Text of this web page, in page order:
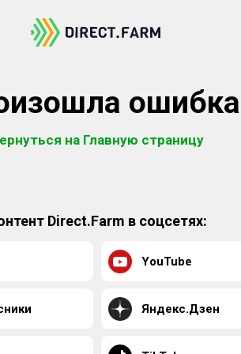
ошибка
на Главную страницу
Direct.Farm в соцсетях:
YouTube
Яндекс.Дзен